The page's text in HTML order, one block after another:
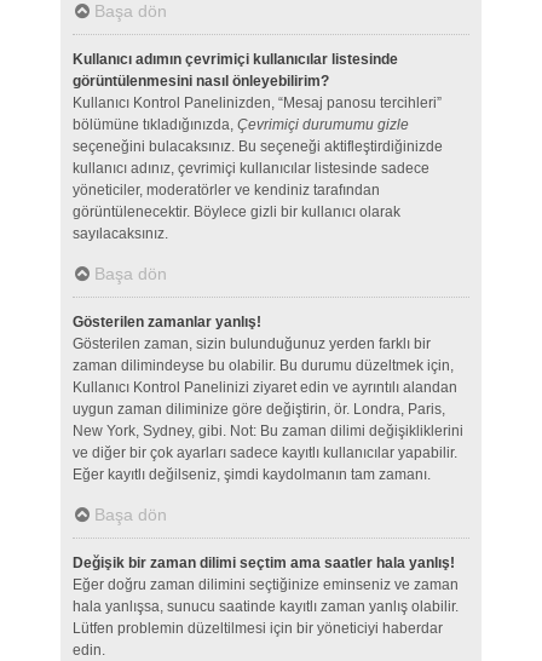
Başa dön
Kullanıcı adımın çevrimiçi kullanıcılar listesinde
görüntülenmesini nasıl önleyebilirim?
Kullanıcı Kontrol Panelinizden, “Mesaj panosu tercihleri”
bölümüne tıkladığınızda, Çevrimiçi durumumu gizle
seçeneğini bulacaksınız. Bu seçeneği aktifleştirdiğinizde
kullanıcı adınız, çevrimiçi kullanıcılar listesinde sadece
yöneticiler, moderatörler ve kendiniz tarafından
görüntülenecektir. Böylece gizli bir kullanıcı olarak
sayılacaksınız.
Başa dön
Gösterilen zamanlar yanlış!
Gösterilen zaman, sizin bulunduğunuz yerden farklı bir
zaman dilimindeyse bu olabilir. Bu durumu düzeltmek için,
Kullanıcı Kontrol Panelinizi ziyaret edin ve ayrıntılı alandan
uygun zaman diliminize göre değiştirin, ör. Londra, Paris,
New York, Sydney, gibi. Not: Bu zaman dilimi değişikliklerini
ve diğer bir çok ayarları sadece kayıtlı kullanıcılar yapabilir.
Eğer kayıtlı değilseniz, şimdi kaydolmanın tam zamanı.
Başa dön
Değişik bir zaman dilimi seçtim ama saatler hala yanlış!
Eğer doğru zaman dilimini seçtiğinize eminseniz ve zaman
hala yanlışsa, sunucu saatinde kayıtlı zaman yanlış olabilir.
Lütfen problemin düzeltilmesi için bir yöneticiyi haberdar
edin.